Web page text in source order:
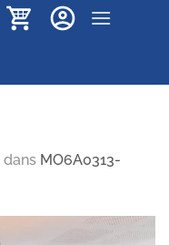
dans MO6A0313-